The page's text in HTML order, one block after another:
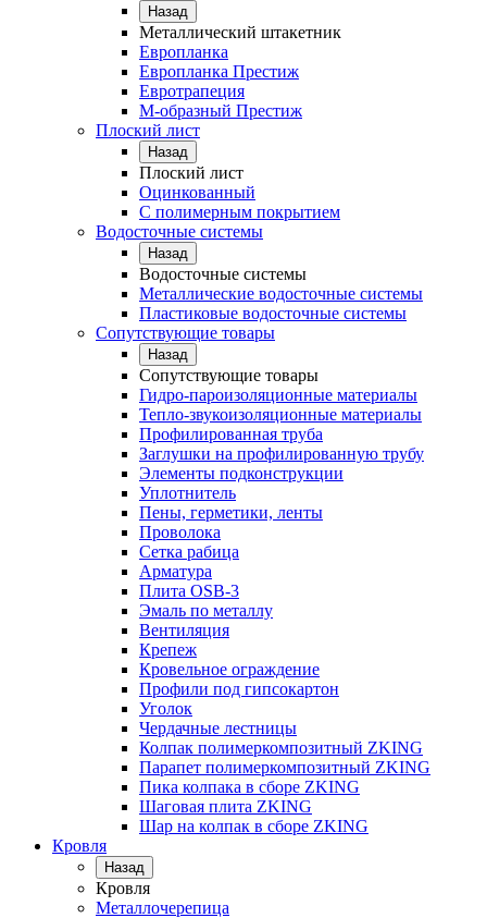
Назад
Металлический штакетник
Европланка
Европланка Престиж
Евротрапеция
М-образный Престиж
Плоский лист
Назад
Плоский лист
Оцинкованный
С полимерным покрытием
Водосточные системы
Назад
Водосточные системы
Металлические водосточные системы
Пластиковые водосточные системы
Сопутствующие товары
Назад
Сопутствующие товары
Гидро-пароизоляционные материалы
Тепло-звукоизоляционные материалы
Профилированная труба
Заглушки на профилированную трубу
Элементы подконструкции
Уплотнитель
Пены, герметики, ленты
Проволока
Сетка рабица
Арматура
Плита OSB-3
Эмаль по металлу
Вентиляция
Крепеж
Кровельное ограждение
Профили под гипсокартон
Уголок
Чердачные лестницы
Колпак полимеркомпозитный ZKING
Парапет полимеркомпозитный ZKING
Пика колпака в сборе ZKING
Шаговая плита ZKING
Шар на колпак в сборе ZKING
Кровля
Назад
Кровля
Металлочерепица